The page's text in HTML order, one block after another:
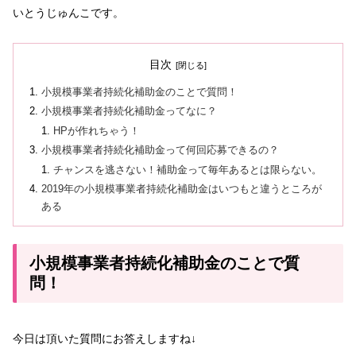
いとうじゅんこです。
目次
小規模事業者持続化補助金のことで質問！
小規模事業者持続化補助金ってなに？
HPが作れちゃう！
小規模事業者持続化補助金って何回応募できるの？
チャンスを逃さない！補助金って毎年あるとは限らない。
2019年の小規模事業者持続化補助金はいつもと違うところが
ある
小規模事業者持続化補助金のことで質
問！
今日は頂いた質問にお答えしますね↓